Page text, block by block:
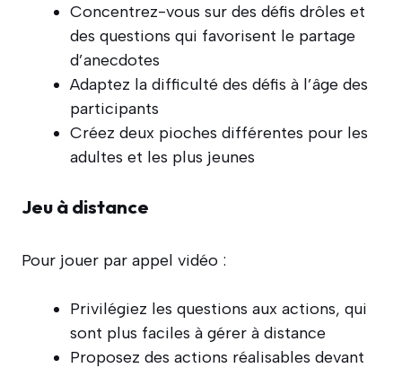
Concentrez-vous sur des défis drôles et
des questions qui favorisent le partage
d’anecdotes
Adaptez la difficulté des défis à l’âge des
participants
Créez deux pioches différentes pour les
adultes et les plus jeunes
Jeu à distance
Pour jouer par appel vidéo :
Privilégiez les questions aux actions, qui
sont plus faciles à gérer à distance
Proposez des actions réalisables devant